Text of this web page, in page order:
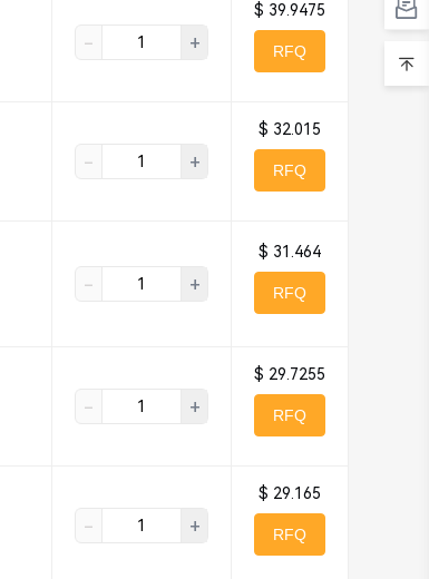
- +
$ 39.9475
RFQ
- +
$ 32.015
RFQ
- +
$ 31.464
RFQ
- +
$ 29.7255
RFQ
- +
$ 29.165
RFQ